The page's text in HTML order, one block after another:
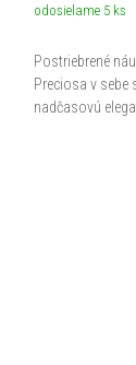
odosielame 5 ks
Postriebrené
Preciosa v sebe
nadčasovú
pôsobia veľmi